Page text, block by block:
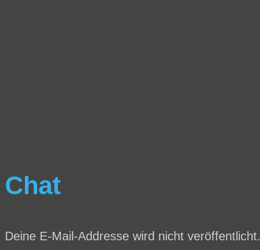
Chat
Deine E-Mail-Addresse wird nicht veröffentlicht.